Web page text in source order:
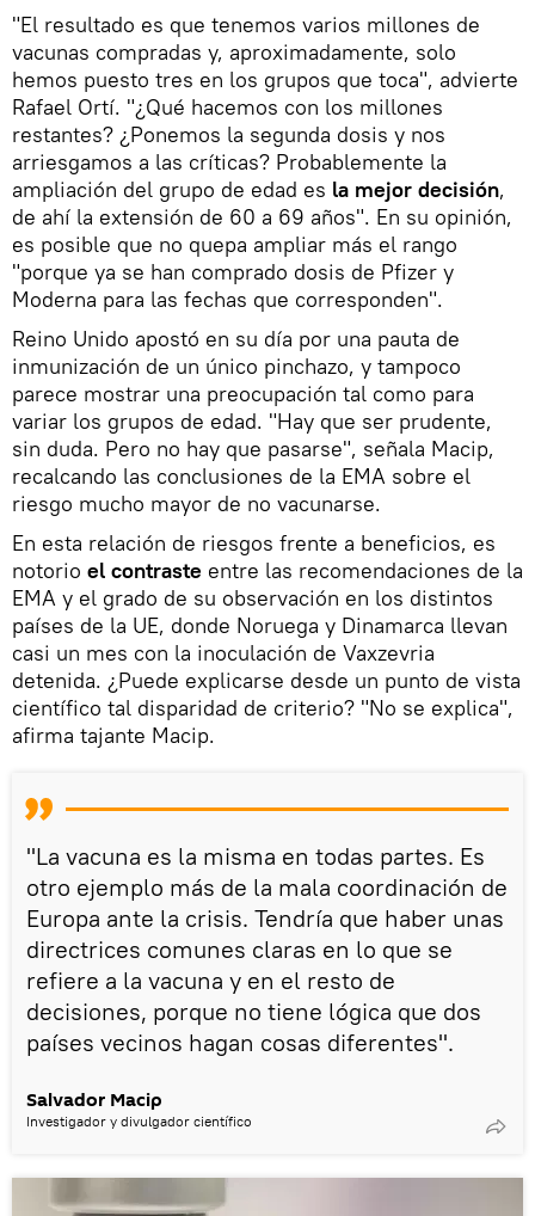
"El resultado es que tenemos varios millones de
vacunas compradas y, aproximadamente, solo
hemos puesto tres en los grupos que toca", advierte
Rafael Ortí. "¿Qué hacemos con los millones
restantes? ¿Ponemos la segunda dosis y nos
arriesgamos a las críticas? Probablemente la
ampliación del grupo de edad es la mejor decisión,
de ahí la extensión de 60 a 69 años". En su opinión,
es posible que no quepa ampliar más el rango
"porque ya se han comprado dosis de Pfizer y
Moderna para las fechas que corresponden".
Reino Unido apostó en su día por una pauta de
inmunización de un único pinchazo, y tampoco
parece mostrar una preocupación tal como para
variar los grupos de edad. "Hay que ser prudente,
sin duda. Pero no hay que pasarse", señala Macip,
recalcando las conclusiones de la EMA sobre el
riesgo mucho mayor de no vacunarse.
En esta relación de riesgos frente a beneficios, es
notorio el contraste entre las recomendaciones de la
EMA y el grado de su observación en los distintos
países de la UE, donde Noruega y Dinamarca llevan
casi un mes con la inoculación de Vaxzevria
detenida. ¿Puede explicarse desde un punto de vista
científico tal disparidad de criterio? "No se explica",
afirma tajante Macip.
"La vacuna es la misma en todas partes. Es
otro ejemplo más de la mala coordinación de
Europa ante la crisis. Tendría que haber unas
directrices comunes claras en lo que se
refiere a la vacuna y en el resto de
decisiones, porque no tiene lógica que dos
países vecinos hagan cosas diferentes".
Salvador Macip
Investigador y divulgador científico